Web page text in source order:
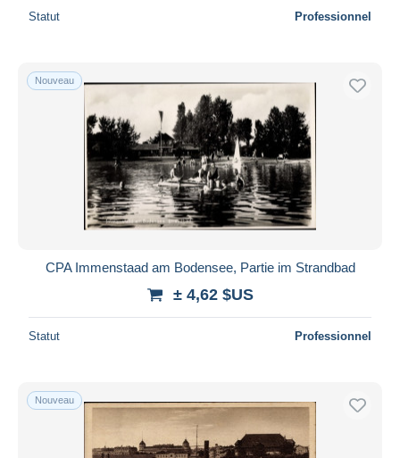
Statut Professionnel
Nouveau
CPA Immenstaad am Bodensee, Partie im Strandbad
± 4,62 $US
Statut Professionnel
Nouveau